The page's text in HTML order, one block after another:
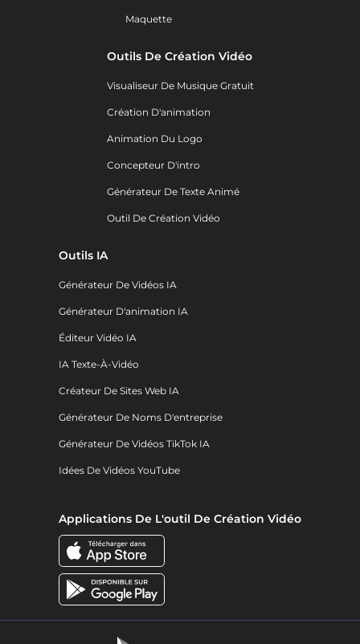
Maquette
Outils De Création Vidéo
Visualiseur De Musique Gratuit
Création D'animation
Animation Du Logo
Concepteur D'intro
Générateur De Texte Animé
Outil De Création Vidéo
Outils IA
Générateur De Vidéos IA
Générateur D'animation IA
Éditeur Vidéo IA
IA Texte-À-Vidéo
Créateur De Sites Web IA
Générateur De Noms D'entreprise
Générateur De Vidéos TikTok IA
Idées De Vidéos YouTube
Applications De L'outil De Création Vidéo